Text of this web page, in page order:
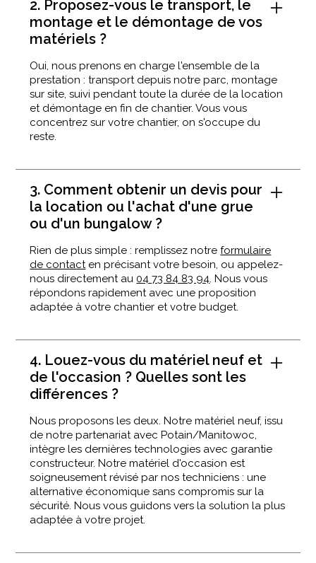
2. Proposez-vous le transport, le
montage et le démontage de vos
matériels ?
Oui, nous prenons en charge l'ensemble de la
prestation : transport depuis notre parc, montage
sur site, suivi pendant toute la durée de la location
et démontage en fin de chantier. Vous vous
concentrez sur votre chantier, on s'occupe du
reste.
3. Comment obtenir un devis pour
la location ou l'achat d'une grue
ou d'un bungalow ?
Rien de plus simple : remplissez notreformulaire
de contact en précisant votre besoin, ou appelez-
nous directement au 04 73 84 83 94 . Nous vous
répondons rapidement avec une proposition
adaptée à votre chantier et votre budget.
4. Louez-vous du matériel neuf et
de l'occasion ? Quelles sont les
différences ?
Nous proposons les deux. Notre matériel neuf, issu
de notre partenariat avec Potain/Manitowoc,
intègre les dernières technologies avec garantie
constructeur. Notre matériel d'occasion est
soigneusement révisé par nos techniciens : une
alternative économique sans compromis sur la
sécurité. Nous vous guidons vers la solution la plus
adaptée à votre projet.